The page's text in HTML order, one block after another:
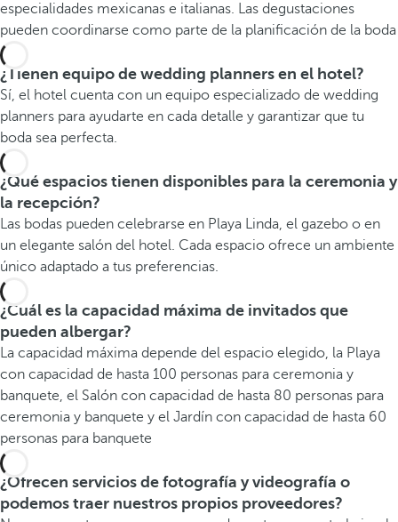
especialidades mexicanas e italianas. Las degustaciones
pueden coordinarse como parte de la planificación de la boda
¿Tienen equipo de wedding planners en el hotel?
Sí, el hotel cuenta con un equipo especializado de wedding
planners para ayudarte en cada detalle y garantizar que tu
boda sea perfecta.
¿Qué espacios tienen disponibles para la ceremonia y
la recepción?
Las bodas pueden celebrarse en Playa Linda, el gazebo o en
un elegante salón del hotel. Cada espacio ofrece un ambiente
único adaptado a tus preferencias.
¿Cuál es la capacidad máxima de invitados que
pueden albergar?
La capacidad máxima depende del espacio elegido, la Playa
con capacidad de hasta 100 personas para ceremonia y
banquete, el Salón con capacidad de hasta 80 personas para
ceremonia y banquete y el Jardín con capacidad de hasta 60
personas para banquete
¿Ofrecen servicios de fotografía y videografía o
podemos traer nuestros propios proveedores?